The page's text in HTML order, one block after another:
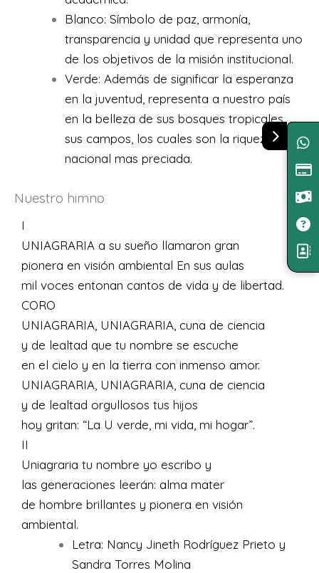
Blanco: Símbolo de paz, armonía,
transparencia y unidad que representa uno
de los objetivos de la misión institucional.
Verde: Además de significar la esperanza
en la juventud, representa a nuestro país
en la belleza de sus bosques tropicales,
sus campos, los cuales son la riqueza
nacional mas preciada.
Nuestro himno
I
UNIAGRARIA a su sueño llamaron gran
pionera en visión ambiental En sus aulas
mil voces entonan cantos de vida y de libertad.
CORO
UNIAGRARIA, UNIAGRARIA, cuna de ciencia
y de lealtad que tu nombre se escuche
en el cielo y en la tierra con inmenso amor.
UNIAGRARIA, UNIAGRARIA, cuna de ciencia
y de lealtad orgullosos tus hijos
hoy gritan: “La U verde, mi vida, mi hogar”.
II
Uniagraria tu nombre yo escribo y
las generaciones leerán: alma mater
de hombre brillantes y pionera en visión
ambiental.
Letra: Nancy Jineth Rodríguez Prieto y
Sandra Torres Molina